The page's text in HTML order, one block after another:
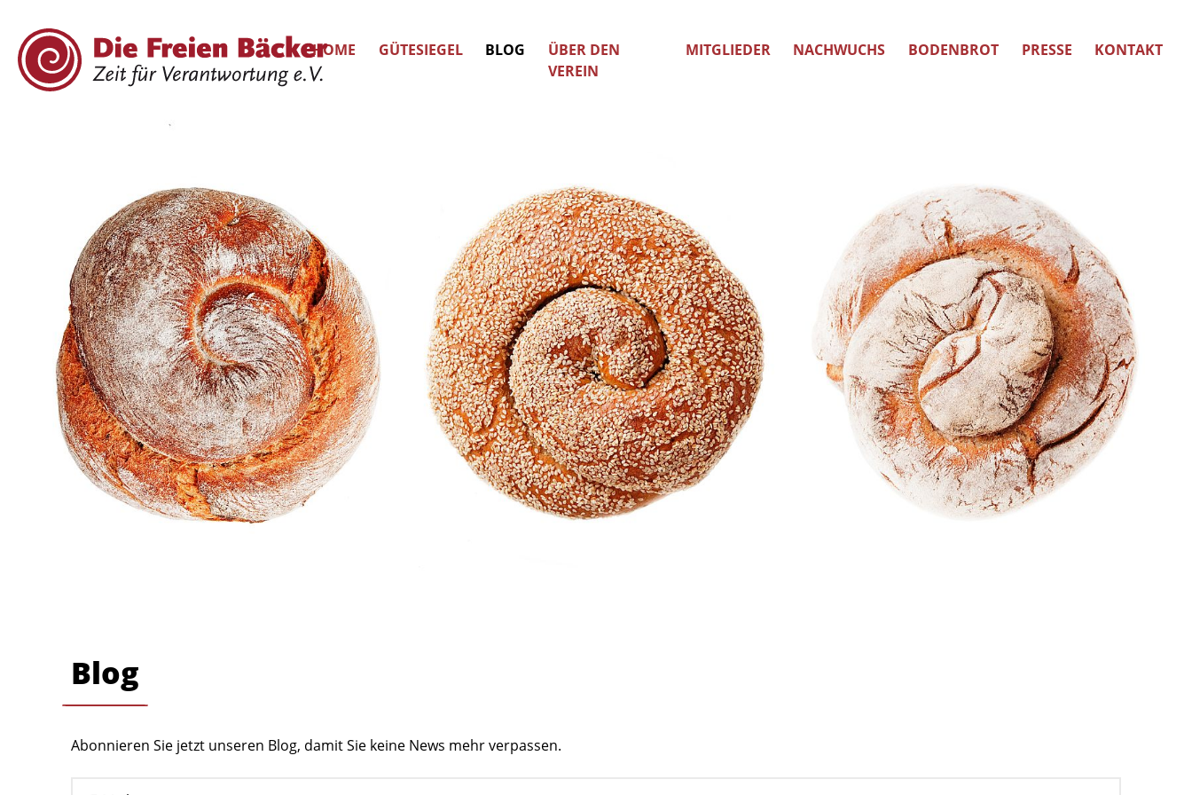
HOME GÜTESIEGEL BLOG
ÜBER DEN
VEREIN
MITGLIEDER NACHWUCHS BODENBROT PRESSE KONTAKT
Blog
Abonnieren Sie jetzt unseren Blog, damit Sie keine News mehr verpassen.